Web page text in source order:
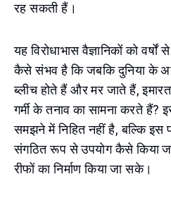
रह सकती हैं।
यह विरोधाभास वैज्ञानिकों को
कैसे संभव है कि जबकि दुनिया के
ब्लीच होते हैं और मर जाते हैं,
गर्मी के तनाव का सामना करते हैं?
समझने में निहित नहीं है, बल्कि इस
संगठित रूप से उपयोग कैसे किया
रीफों का निर्माण किया जा सके।